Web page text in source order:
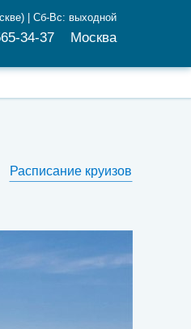
| Сб-Вс: выходной
34-37 Москва
Расписание круизов